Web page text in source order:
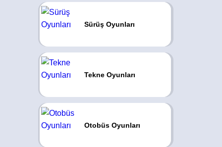
Sürüş Oyunları
Tekne Oyunları
Otobüs Oyunları